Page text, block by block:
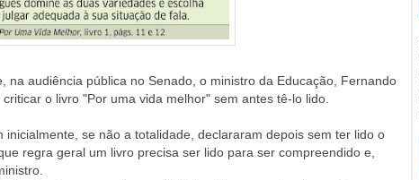
na audiência pública no Senado, o ministro da Educação, Fernando
o livro "Por uma vida melhor" sem antes tê-lo lido.
inicialmente, se não a totalidade, declararam depois sem ter lido o
regra geral um livro precisa ser lido para ser compreendido e,